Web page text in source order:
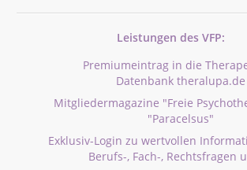
Leistungen des VFP:
Premiumeintrag in die
Datenbank theralupa.de
Mitgliedermagazine "Freie
"Paracelsus"
Exklusiv-Login zu wertvollen
Berufs-, Fach-, Rechtsfragen